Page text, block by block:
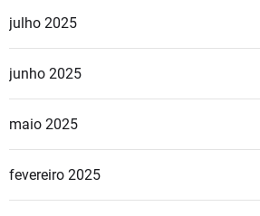
julho 2025
junho 2025
maio 2025
fevereiro 2025